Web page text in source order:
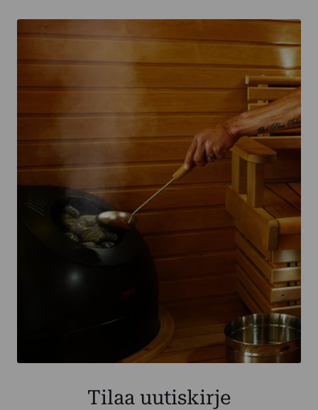
Tilaa uutiskirje